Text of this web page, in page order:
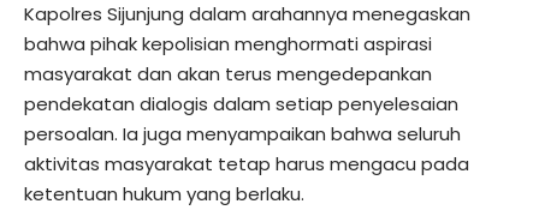
Kapolres Sijunjung dalam arahannya menegaskan
bahwa pihak kepolisian menghormati aspirasi
masyarakat dan akan terus mengedepankan
pendekatan dialogis dalam setiap penyelesaian
persoalan. Ia juga menyampaikan bahwa seluruh
aktivitas masyarakat tetap harus mengacu pada
ketentuan hukum yang berlaku.